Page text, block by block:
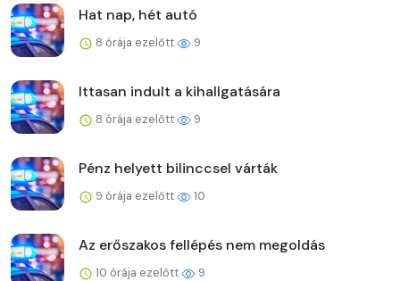
Hat nap, hét autó
8 órája ezelőtt 9
Ittasan indult a kihallgatására
8 órája ezelőtt 9
Pénz helyett bilinccsel várták
9 órája ezelőtt 10
Az erőszakos fellépés nem megoldás
10 órája ezelőtt 9